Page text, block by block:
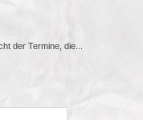
der Termine, die...